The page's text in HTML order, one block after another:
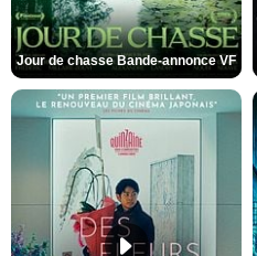
Jour de chasse Bande-annonce VF